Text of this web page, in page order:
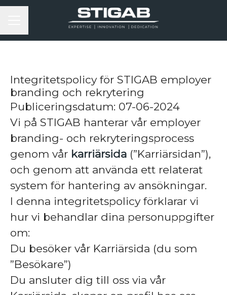
KARRIÄRMENY
Integritetspolicy för STIGAB employer
branding och rekrytering
Publiceringsdatum: 07-06-2024
Vi på STIGAB hanterar vår employer
branding- och rekryteringsprocess
genom vår karriärsida (”Karriärsidan”),
och genom att använda ett relaterat
system för hantering av ansökningar.
I denna integritetspolicy förklarar vi
hur vi behandlar dina personuppgifter
om:
Du besöker vår Karriärsida (du som
”Besökare”)
Du ansluter dig till oss via vår